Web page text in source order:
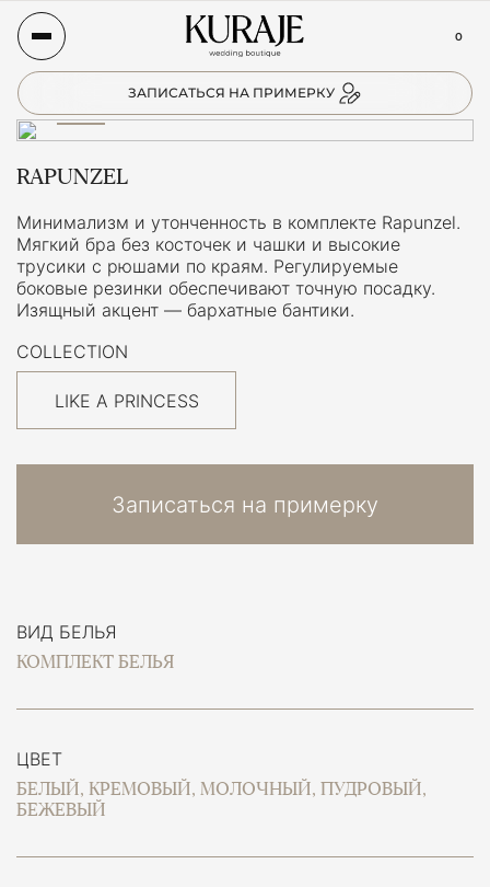
ЗАПИСАТЬСЯ НА ПРИМЕРКУ
0
ВИД БЕЛЬЯ
КОМПЛЕКТ БЕЛЬЯ
ЦВЕТ
БЕЛЫЙ, КРЕМОВЫЙ, МОЛОЧНЫЙ, ПУДРОВЫЙ,
БЕЖЕВЫЙ
RAPUNZEL
Минимализм и утонченность в комплекте Rapunzel.
Мягкий бра без косточек и чашки и высокие
трусики с рюшами по краям. Регулируемые
боковые резинки обеспечивают точную посадку.
Изящный акцент — бархатные бантики.
COLLECTION
LIKE A PRINCESS
Записаться на примерку